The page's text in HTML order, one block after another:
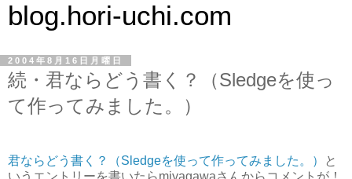
blog.hori-uchi.com
2004年8月16日月曜日
続・君ならどう書く？（Sledgeを使っ
て作ってみました。）
君ならどう書く？（Sledgeを使って作ってみました。）
と
いうエントリーを書いたらmiyagawaさんからコメントが！